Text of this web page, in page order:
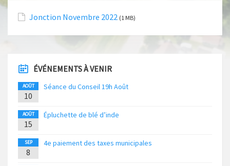
Jonction Novembre 2022 (1 MB)
ÉVÉNEMENTS À VENIR
AOÛT
10
Séance du Conseil 19h Août
AOÛT
15
Épluchette de blé d’inde
SEP
8
4e paiement des taxes municipales